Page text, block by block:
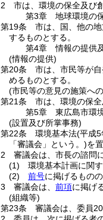
2
市は、環境の保全及び
第3章
地球環境の
第19条
市は、国、他の
するものとする。
第4章
情報の提供
(情報の提供)
第20条
市は、市民等が
めるものとする。
(市民等の意見の施策へ
第21条
市は、環境の保
第5章
東広島市環
(設置及び所掌事務)
第22条
環境基本法(平成5
「審議会」という。)を
2
審議会は、市長の諮問
(1)
環境基本計画に関す
(2)
前号に掲げるもの
3
審議会は、 前項に掲げ
(組織等)
第23条
審議会は、委員